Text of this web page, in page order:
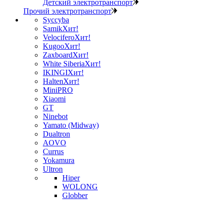
Детский электротранспорт
Прочий электротранспорт
Syccyba
SamikХит!
VelociferoХит!
KugooХит!
ZaxboardХит!
White SiberiaХит!
IKINGIХит!
HaltenХит!
MiniPRO
Xiaomi
GT
Ninebot
Yamato (Midway)
Dualtron
AOVO
Currus
Yokamura
Ultron
Hiper
WOLONG
Globber